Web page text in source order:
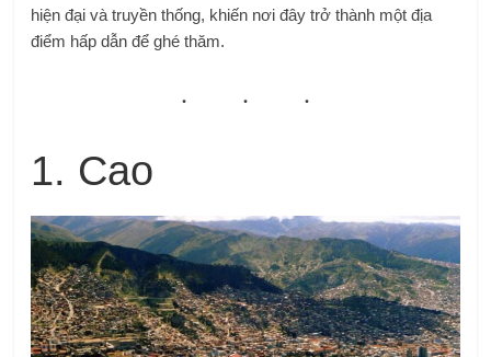
hiện đại và truyền thống, khiến nơi đây trở thành một địa
điểm hấp dẫn để ghé thăm.
1. Cao